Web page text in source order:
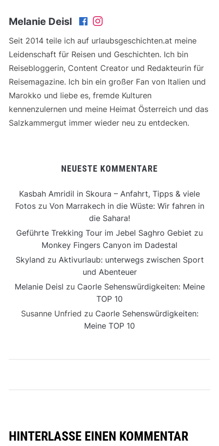
Melanie Deisl
Seit 2014 teile ich auf urlaubsgeschichten.at meine
Leidenschaft für Reisen und Geschichten. Ich bin
Reisebloggerin, Content Creator und Redakteurin für
Reisemagazine. Ich bin ein großer Fan von Italien und
Marokko und liebe es, fremde Kulturen
kennenzulernen und meine Heimat Österreich und das
Salzkammergut immer wieder neu zu entdecken.
NEUESTE KOMMENTARE
Kasbah Amridil in Skoura – Anfahrt, Tipps & viele
Fotoszu Von Marrakech in die Wüste: Wir fahren in
die Sahara!
Geführte Trekking Tour im Jebel Saghro Gebiet zu
Monkey Fingers Canyon im Dadestal
Skyland zu Aktivurlaub: unterwegs zwischen Sport
und Abenteuer
Melanie Deisl zu Caorle Sehenswürdigkeiten: Meine
TOP 10
Susanne Unfried zu Caorle Sehenswürdigkeiten:
Meine TOP 10
HINTERLASSE EINEN KOMMENTAR